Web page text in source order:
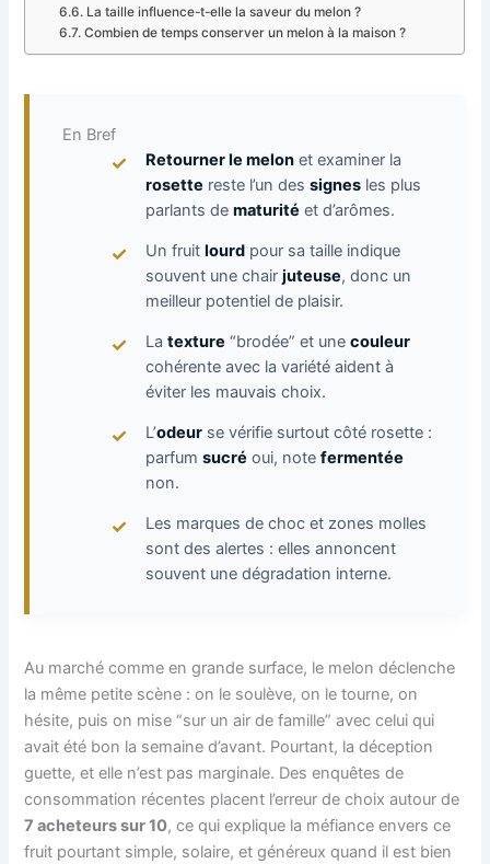
La taille influence-t-elle la saveur du melon ?
Combien de temps conserver un melon à la maison ?
En Bref
Retourner le melon et examiner la
rosette reste l’un dessignes les plus
parlants dematurité et d’arômes.
Un fruit lourd pour sa taille indique
souvent une chairjuteuse, donc un
meilleur potentiel de plaisir.
Latexture “brodée” et unecouleur
cohérente avec la variété aident à
éviter les mauvais choix.
L’odeur se vérifie surtout côté rosette :
parfumsucré oui, notefermentée
non.
Les marques de choc et zones molles
sont des alertes : elles annoncent
souvent une dégradation interne.
Au marché comme en grande surface, le melon déclenche
la même petite scène : on le soulève, on le tourne, on
hésite, puis on mise “sur un air de famille” avec celui qui
avait été bon la semaine d’avant. Pourtant, la déception
guette, et elle n’est pas marginale. Des enquêtes de
consommation récentes placent l’erreur de choix autour de
7 acheteurs sur 10, ce qui explique la méfiance envers ce
fruit pourtant simple, solaire, et généreux quand il est bien